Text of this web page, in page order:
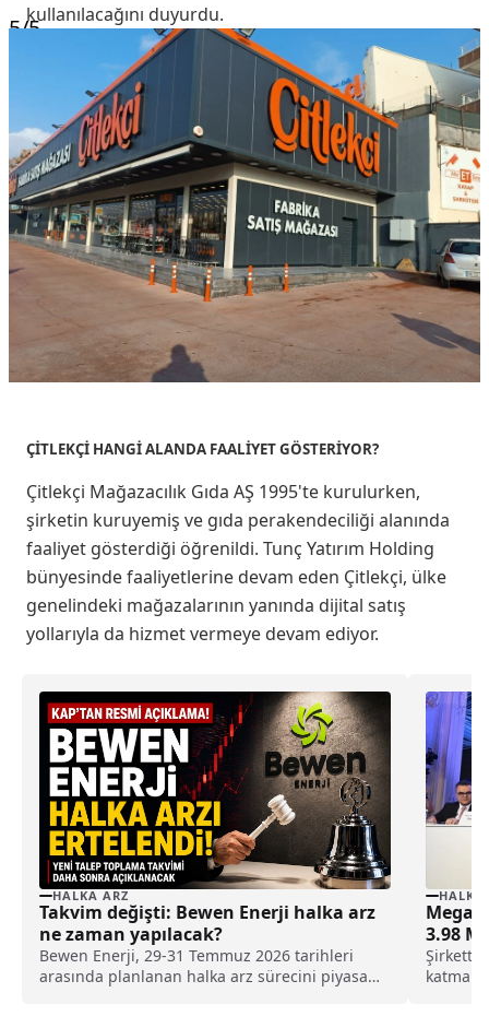
kullanılacağını duyurdu.
5/5
ÇİTLEKÇİ HANGİ ALANDA FAALİYET GÖSTERİYOR?
Çitlekçi Mağazacılık Gıda AŞ 1995'te kurulurken,
şirketin kuruyemiş ve gıda perakendeciliği alanında
faaliyet gösterdiği öğrenildi. Tunç Yatırım Holding
bünyesinde faaliyetlerine devam eden Çitlekçi, ülke
genelindeki mağazalarının yanında dijital satış
yollarıyla da hizmet vermeye devam ediyor.
HALKA ARZ
Takvim değişti: Bewen Enerji halka arz
ne zaman yapılacak?
Bewen Enerji, 29-31 Temmuz 2026 tarihleri
arasında planlanan halka arz sürecini piyasa
HALKA
Mega
3.98
katma